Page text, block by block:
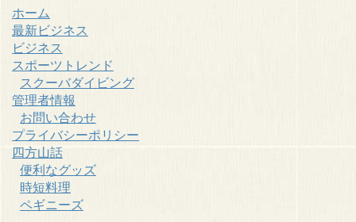
ホーム
最新ビジネス
ビジネス
スポーツトレンド
スクーバダイビング
管理者情報
お問い合わせ
プライバシーポリシー
四方山話
便利なグッズ
時短料理
ペギニーズ